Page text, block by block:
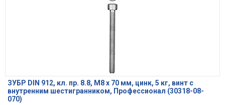
ЗУБР DIN 912, кл. пр. 8.8, М8 х 70 мм, цинк, 5 кг, винт с
внутренним шестигранником, Профессионал (30318-08-
070)